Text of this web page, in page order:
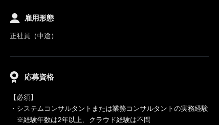
雇用形態
正社員（中途）
応募資格
【必須】
・システムコンサルタントまたは業務コンサルタントの実務経験
※経験年数は2年以上、クラウド経験は不問